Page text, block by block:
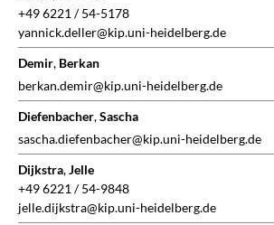
+49 6221 / 54-5178
yannick.deller@kip.uni-heidelberg.de
Demir, Berkan
berkan.demir@kip.uni-heidelberg.de
Diefenbacher,Sascha
sascha.diefenbacher@kip.uni-heidelberg.de
Dijkstra,Jelle
+49 6221 / 54-9848
jelle.dijkstra@kip.uni-heidelberg.de